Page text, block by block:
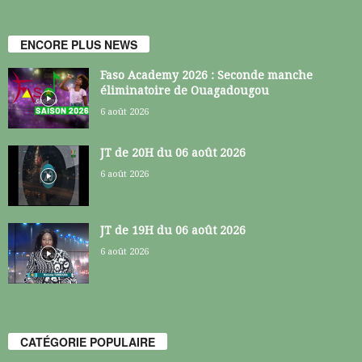
ENCORE PLUS NEWS
Faso Academy 2026 : Seconde manche
éliminatoire de Ouagadougou
6 août 2026
JT de 20H du 06 août 2026
6 août 2026
JT de 19H du 06 août 2026
6 août 2026
CATÉGORIE POPULAIRE